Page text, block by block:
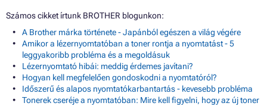
Számos cikket írtunk BROTHER blogunkon:
A Brother márka története - Japánból egészen a világ végére
Amikor a lézernyomtatóban a toner rontja a nyomtatást - 5
leggyakoribb probléma és a megoldásuk
Lézernyomtató hibái: meddig érdemes javítani?
Hogyan kell megfelelően gondoskodni a nyomtatóról?
Időszerű és alapos nyomtatókarbantartás - kevesebb probléma
Tonerek cseréje a nyomtatóban: Mire kell figyelni, hogy az új toner